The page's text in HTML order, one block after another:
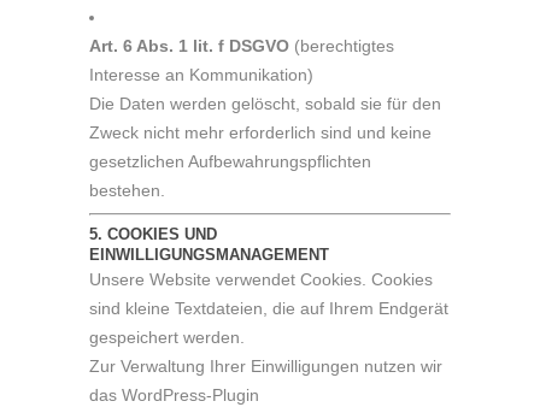
Art. 6 Abs. 1 lit. f DSGVO (berechtigtes
Interesse an Kommunikation)
Die Daten werden gelöscht, sobald sie für den
Zweck nicht mehr erforderlich sind und keine
gesetzlichen Aufbewahrungspflichten
bestehen.
5. COOKIES UND
EINWILLIGUNGSMANAGEMENT
Unsere Website verwendet Cookies. Cookies
sind kleine Textdateien, die auf Ihrem Endgerät
gespeichert werden.
Zur Verwaltung Ihrer Einwilligungen nutzen wir
das WordPress-Plugin